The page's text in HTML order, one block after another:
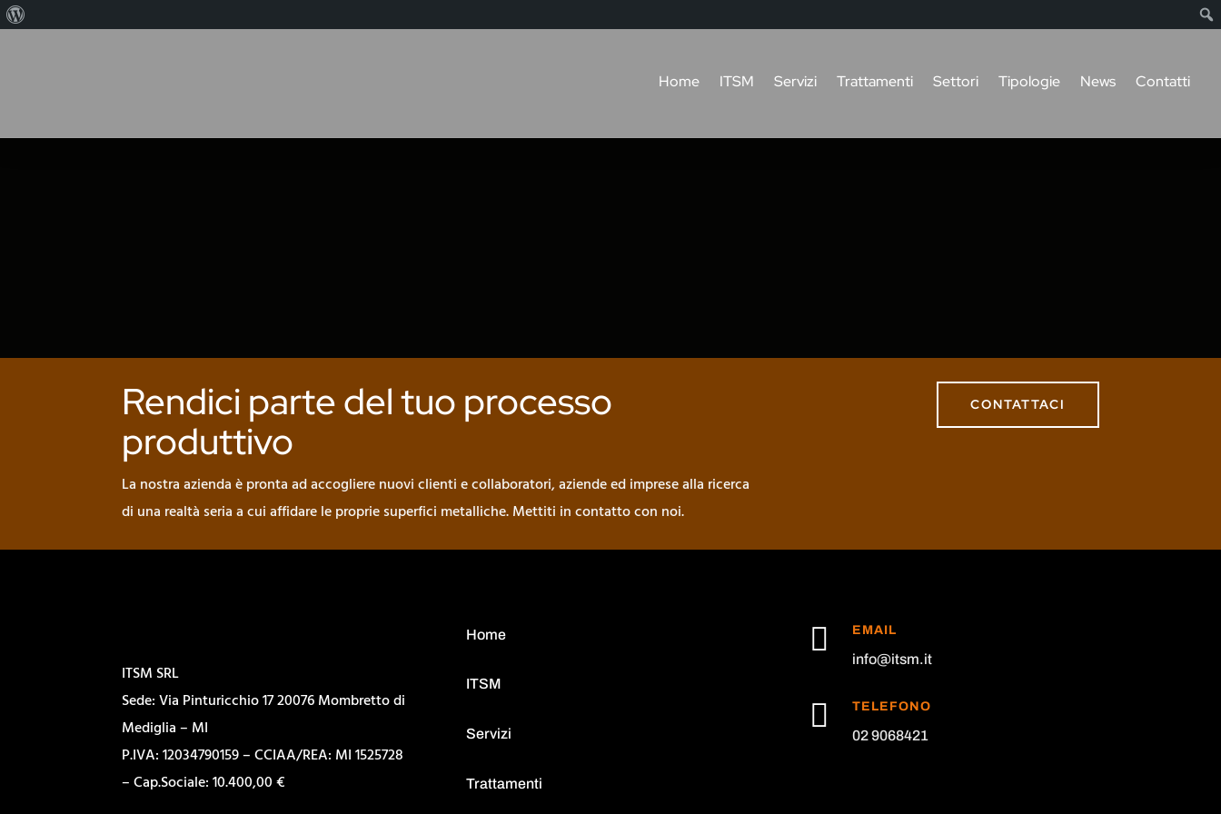
Home ITSM Servizi Trattamenti Settori Tipologie News Contatti
Rendici parte del tuo processo
produttivo
La nostra azienda è pronta ad accogliere nuovi clienti e collaboratori, aziende ed imprese alla ricerca
di una realtà seria a cui affidare le proprie superfici metalliche. Mettiti in contatto con noi.
CONTATTACI
ITSM SRL
Sede: Via Pinturicchio 17 20076 Mombretto di
Mediglia – MI
P.IVA: 12034790159 – CCIAA/REA: MI 1525728
– Cap.Sociale: 10.400,00 €
Home
ITSM
Servizi
Trattamenti
 EMAIL
info@itsm.it
 TELEFONO
02 9068421